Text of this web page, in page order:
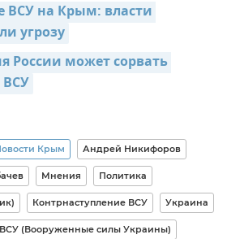
ВСУ на Крым: власти
угрозу
России может сорвать
ВСУ
Крым Андрей Никифоров
Мнения Политика
Контрнаступление ВСУ Украина
ВСУ (Вооруженные силы Украины)